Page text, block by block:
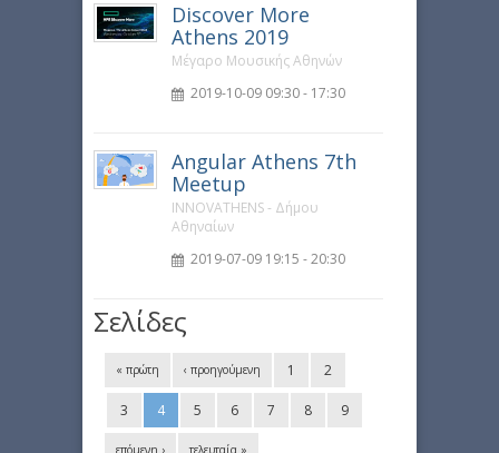
Discover More
Athens 2019
Μέγαρο Μουσικής Αθηνών
2019-10-09 09:30 - 17:30
Angular Athens 7th
Meetup
INNOVATHENS - Δήμου
Αθηναίων
2019-07-09 19:15 - 20:30
Σελίδες
« πρώτη ‹ προηγούμενη 1 2
3 4 5 6 7 8 9